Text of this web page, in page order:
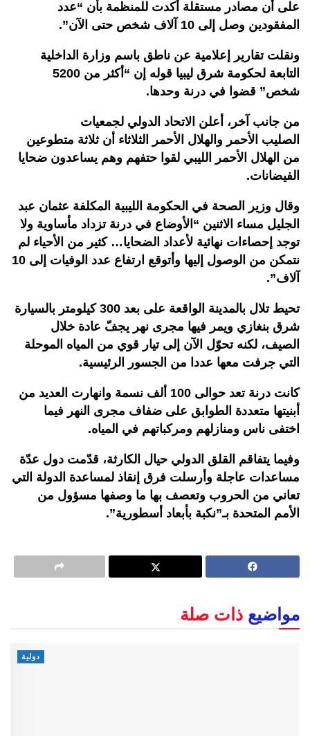
على أن مصادر مستقلة أكدت للمنظمة بأن “عدد
المفقودين وصل إلى 10 آلاف شخص حتى الآن”.
ونقلت تقارير إعلامية عن ناطق باسم وزارة الداخلية
التابعة لحكومة شرق ليبيا قوله إن “أكثر من 5200
شخص” قضوا في درنة وحدها.
من جانب آخر، أعلن الاتحاد الدولي لجمعيات
الصليب الأحمر والهلال الأحمر الثلاثاء أن ثلاثة متطوعين
من الهلال الأحمر الليبي لقوا حتفهم وهم يساعدون ضحايا
الفيضانات.
وقال وزير الصحة في الحكومة الليبية المكلفة عثمان عبد
الجليل مساء الاثنين “الأوضاع في درنة تزداد مأساوية ولا
توجد إحصاءات نهائية لأعداد الضحايا… كثير من الأحياء لم
نتمكن من الوصول إليها وأتوقع ارتفاع عدد الوفيات إلى 10
آلاف”.
تحيط تلال بالمدينة الواقعة على بعد 300 كيلومتر بالسيارة
شرق بنغازي ويمر فيها مجرى نهر يجفّ عادة خلال
الصيف، لكنه تحوّل الآن إلى تيار قوي من المياه الموحلة
التي جرفت معها عددا من الجسور الرئيسية.
كانت درنة تعد حوالى 100 ألف نسمة وانهارت العديد من
أبنيتها متعددة الطوابق على ضفاف مجرى النهر فيما
اختفى ناس ومنازلهم ومركباتهم في المياه.
وفيما يتفاقم القلق الدولي حيال الكارثة، قدّمت دول عدّة
مساعدات عاجلة وأرسلت فرق إنقاذ لمساعدة الدولة التي
تعاني من الحروب وتعصف بها ما وصفها مسؤول من
الأمم المتحدة بـ”نكبة بأبعاد أسطورية”.
مواضيع ذات صلة
دولية